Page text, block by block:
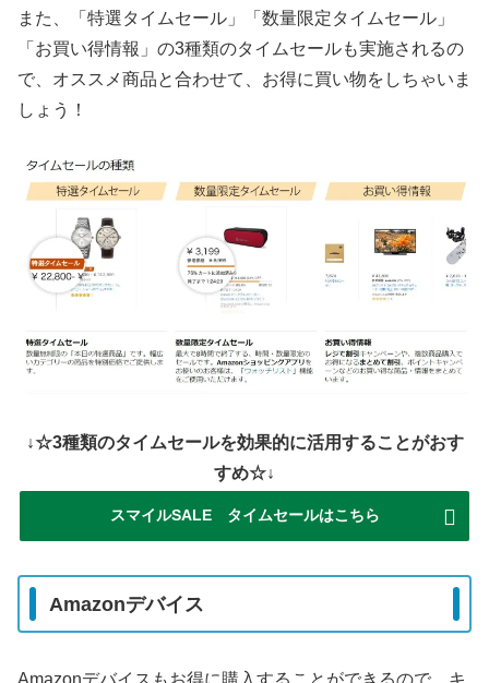
また、「特選タイムセール」「数量限定タイムセール」
「お買い得情報」の3種類のタイムセールも実施されるの
で、オススメ商品と合わせて、お得に買い物をしちゃいま
しょう！
↓☆3種類のタイムセールを効果的に活用することがおす
すめ☆↓
スマイルSALE タイムセールはこちら
Amazonデバイス